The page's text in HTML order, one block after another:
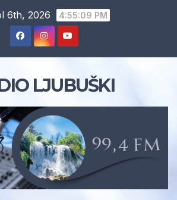
6th, 2026 4:55:10 PM
LJUBUŠKI